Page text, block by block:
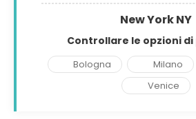
New York NY
Controllare le opzioni
Bologna Milano
Venice